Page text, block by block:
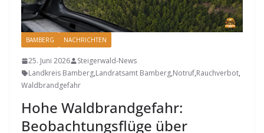
BAMBERG NACHRICHTEN
25. Juni 2026
Steigerwald-News
Landkreis Bamberg,Landratsamt Bamberg,Notruf,Rauchverbot,
Waldbrandgefahr
Hohe Waldbrandgefahr:
Beobachtungsflüge über